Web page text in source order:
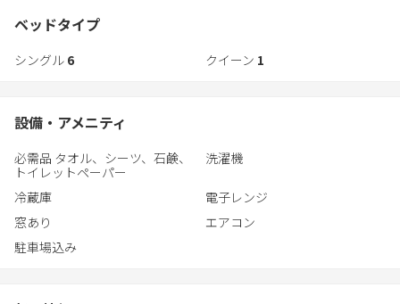
とクィーンサイズとなるシングルベッドが2台あり。
向かいには大型パチンコ店があり、多摩川まで歩いて数分、睦橋
人がラーメン修行に来る「RAJUKU」まで徒歩5分。
勤務先学校名）の記録を義務づけられており、外国人の方はパス
ポートの画像提供をお願いします。
ベッドタイプ
シングル 6 クイーン 1
設備・アメニティ
必需品 タオル、シーツ、石鹸、
トイレットペーパー
洗濯機
冷蔵庫
電子レンジ
窓あり
エアコン
駐車場込み